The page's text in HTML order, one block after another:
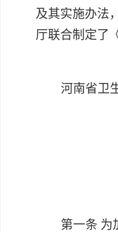
及其实施办法
厅联合制定了
河南省卫
第一条 为